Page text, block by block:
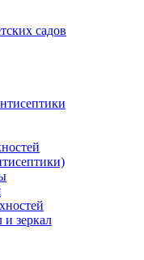
садов
и зеркал